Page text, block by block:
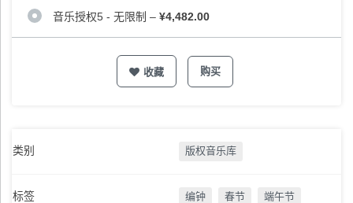
音乐授权5 - 无限制 – ¥4,482.00
收藏 购买
类别 版权音乐库
标签 编钟 春节
端午节